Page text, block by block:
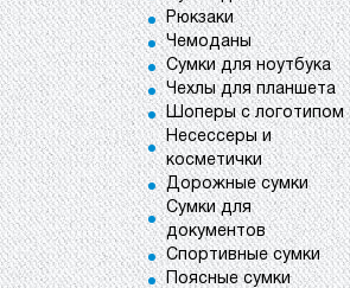
Рюкзаки
Чемоданы
Сумки для ноутбука
Чехлы для планшета
Шоперы с логотипом
Несессеры и
косметички
Дорожные сумки
Сумки для
документов
Спортивные сумки
Поясные сумки